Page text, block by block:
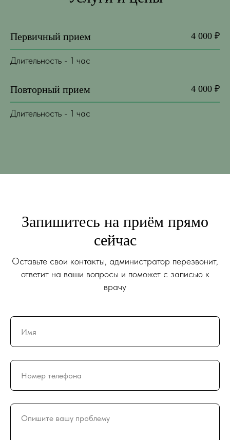
Первичный прием 4 000 ₽
Длительность - 1 час
Повторный прием 4 000 ₽
Длительность - 1 час
Запишитесь на приём прямо
сейчас
Оставьте свои контакты, администратор перезвонит,
ответит на ваши вопросы и поможет с записью к
врачу